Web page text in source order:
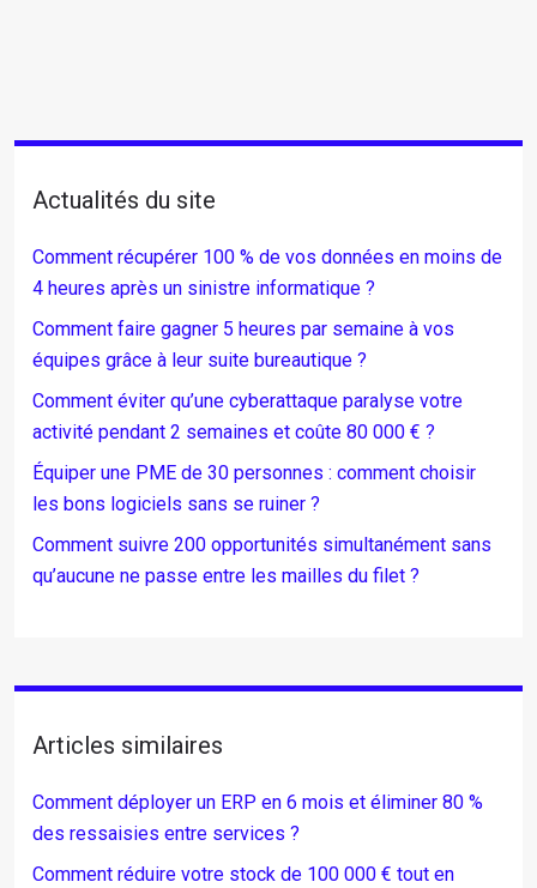
Actualités du site
Comment récupérer 100 % de vos données en moins de
4 heures après un sinistre informatique ?
Comment faire gagner 5 heures par semaine à vos
équipes grâce à leur suite bureautique ?
Comment éviter qu’une cyberattaque paralyse votre
activité pendant 2 semaines et coûte 80 000 € ?
Équiper une PME de 30 personnes : comment choisir
les bons logiciels sans se ruiner ?
Comment suivre 200 opportunités simultanément sans
qu’aucune ne passe entre les mailles du filet ?
Articles similaires
Comment déployer un ERP en 6 mois et éliminer 80 %
des ressaisies entre services ?
Comment réduire votre stock de 100 000 € tout en